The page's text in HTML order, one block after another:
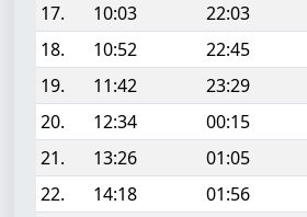
17.
10:03 22:03
18.
10:52 22:45
19.
11:42 23:29
20.
12:34 00:15
21.
13:26 01:05
22.
14:18 01:56